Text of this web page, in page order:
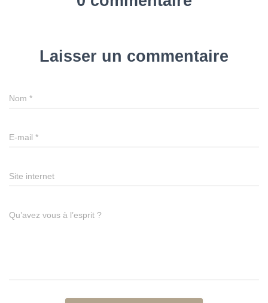
Laisser un commentaire
Nom *
E-mail *
Site internet
Qu’avez vous à l’esprit ?